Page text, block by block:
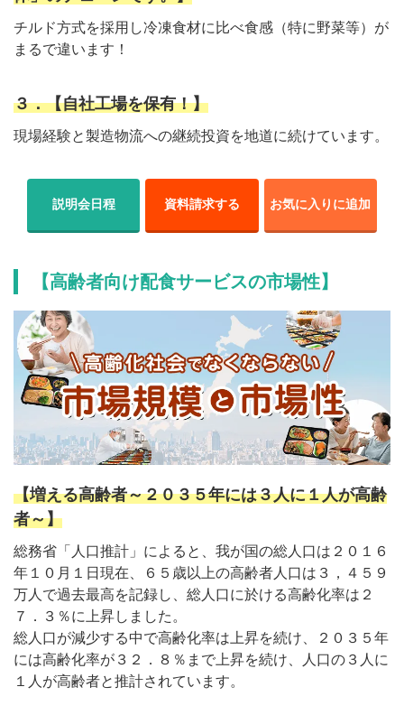
チルド方式を採用し冷凍食材に比べ食感（特に野菜等）が
まるで違います！
３．【自社工場を保有！】
現場経験と製造物流への継続投資を地道に続けています。
説明会日程 資料請求する お気に入りに追加
【高齢者向け配食サービスの市場性】
【増える高齢者～２０３５年には３人に１人が高齢
者～】
総務省「人口推計」によると、我が国の総人口は２０１６
年１０月１日現在、６５歳以上の高齢者人口は３，４５９
万人で過去最高を記録し、総人口に於ける高齢化率は２
７．３％に上昇しました。
総人口が減少する中で高齢化率は上昇を続け、２０３５年
には高齢化率が３２．８％まで上昇を続け、人口の３人に
１人が高齢者と推計されています。